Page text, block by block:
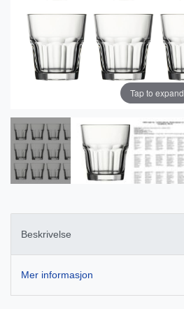
Tap to expand
Beskrivelse
Mer informasjon